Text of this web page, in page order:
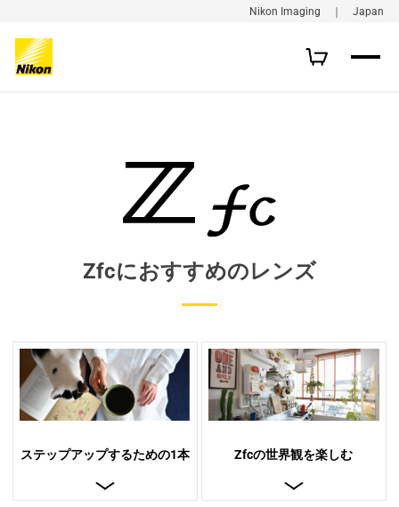
Nikon Imaging ｜ Japan
Zfcにおすすめのレンズ
ステップアップするための1本 Zfcの世界観を楽しむ